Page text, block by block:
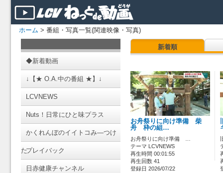
ホーム > 番組・写真一覧(関連映像・写真)
◆新着動画
↓【★ O.A.中の番組 ★】↓
LCVNEWS
Nuts！日常にひと味プラス
かくれんぼのイイトコみ―つけ
たプレイバック
日赤健康チャンネル
新着順
お舟祭りに向け準備 柴
舟 枠の組…
お舟祭りに向け準備 …
テーマ LCVNEWS
再生時間 00:01:55
再生回数 41
登録日 2026/07/22